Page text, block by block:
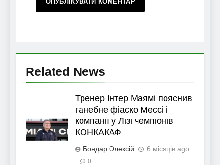
Related News
Тренер Інтер Маямі пояснив
ганебне фіаско Мессі і
компанії у Лізі чемпіонів
КОНКАКАФ
Бондар Олексій 6 місяців ago
0